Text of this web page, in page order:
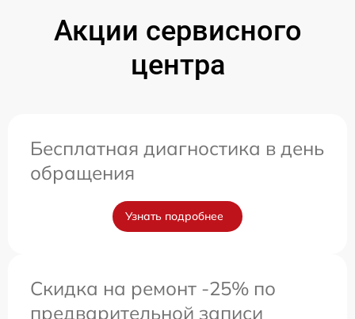
Акции сервисного
центра
Бесплатная диагностика в день
обращения
Узнать подробнее
Скидка на ремонт -25% по
предварительной записи